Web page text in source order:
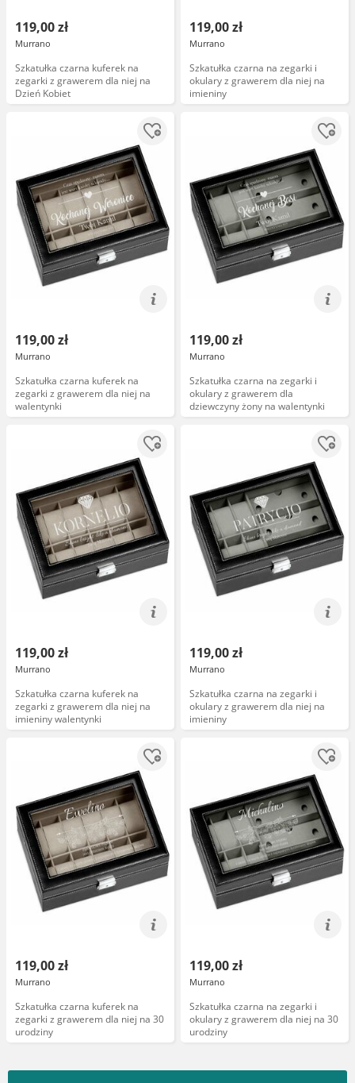
119,00 zł
Murrano
Szkatułka czarna kuferek na
zegarki z grawerem dla niej na
Dzień Kobiet
119,00 zł
Murrano
Szkatułka czarna na zegarki i
okulary z grawerem dla niej na
imieniny
119,00 zł
Murrano
Szkatułka czarna kuferek na
zegarki z grawerem dla niej na
walentynki
119,00 zł
Murrano
Szkatułka czarna na zegarki i
okulary z grawerem dla
dziewczyny żony na walentynki
119,00 zł
Murrano
Szkatułka czarna kuferek na
zegarki z grawerem dla niej na
imieniny walentynki
119,00 zł
Murrano
Szkatułka czarna na zegarki i
okulary z grawerem dla niej na
imieniny
119,00 zł
Murrano
Szkatułka czarna kuferek na
zegarki z grawerem dla niej na 30
urodziny
119,00 zł
Murrano
Szkatułka czarna na zegarki i
okulary z grawerem dla niej na 30
urodziny